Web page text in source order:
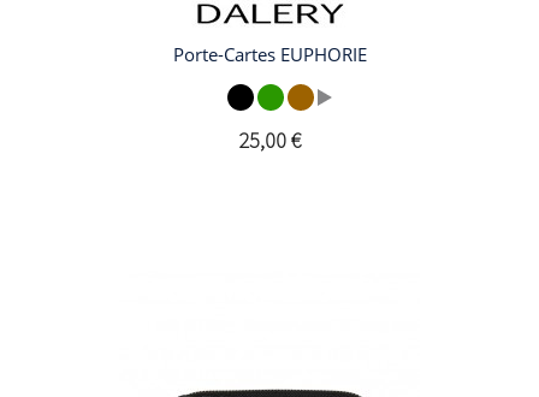
Porte-Cartes EUPHORIE
25,00 €